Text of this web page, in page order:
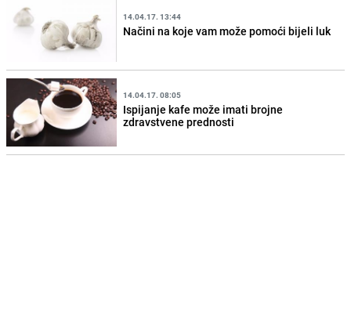
14.04.17. 13:44
Načini na koje vam može pomoći bijeli luk
14.04.17. 08:05
Ispijanje kafe može imati brojne
zdravstvene prednosti